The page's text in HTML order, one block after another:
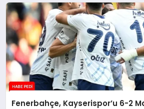
Fenerbahçe, Kayserispor’u 6-2